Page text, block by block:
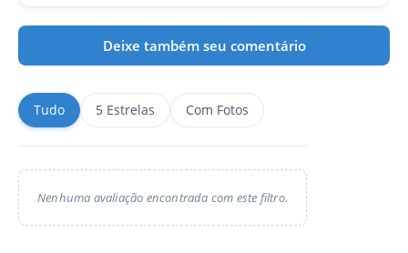
Deixe também seu comentário
Tudo 5 Estrelas Com Fotos
Nenhuma avaliação encontrada com este filtro.